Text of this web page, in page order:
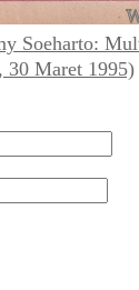
Soeharto:
30 Maret 1995)